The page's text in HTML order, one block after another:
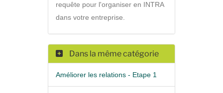
requête pour l'organiser en INTRA
dans votre entreprise.
Dans la même catégorie
Améliorer les relations - Etape 1